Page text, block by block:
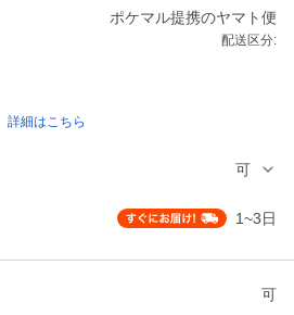
ポケマル提携のヤマト便
配送区分:
詳細はこちら
可
1~3日
可